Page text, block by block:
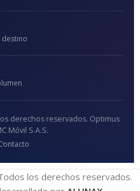
destino
derechos reservados. Optimus
Móvil S.A.S.
los derechos reservados.